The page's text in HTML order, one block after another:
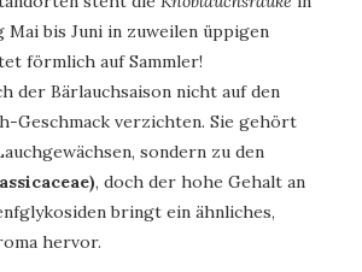
Mai bis Juni in zuweilen üppigen
förmlich auf Sammler!
der Bärlauchsaison nicht auf den
Geschmack verzichten. Sie gehört
sondern zu den
, doch der hohe Gehalt an
bringt ein ähnliches,
hervor.